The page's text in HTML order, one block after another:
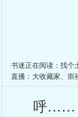
书迷正在阅读： 找个
直播：大收藏家、 崇
呼……